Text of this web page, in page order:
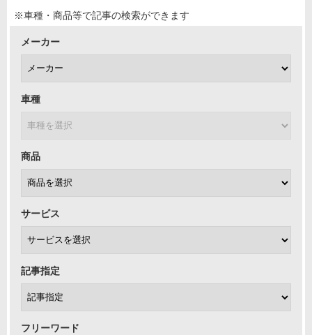
※車種・商品等で記事の検索ができます
メーカー
車種
商品
サービス
記事指定
フリーワード